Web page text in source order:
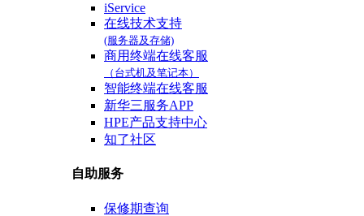
iService
在线技术支持
(服务器及存储)
商用终端在线客服
（台式机及笔记本）
智能终端在线客服
新华三服务APP
HPE产品支持中心
知了社区
自助服务
保修期查询